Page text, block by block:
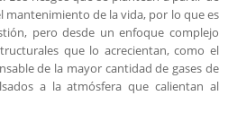
mantenimiento de la vida, por lo que es
pero desde un enfoque complejo
que lo acrecientan, como el
de la mayor cantidad de gases de
a la atmósfera que calientan al